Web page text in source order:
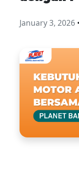
January 3, 2026 •